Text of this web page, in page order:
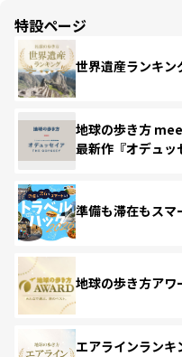
特設ページ
世界遺産ランキン
地球の歩き方
最新作『オデュッ
準備も滞在もス
地球の歩き方ア
エアラインラン